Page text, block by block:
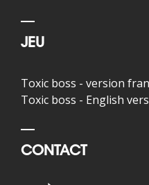
JEU
Toxic boss - version
Toxic boss - English
CONTACT